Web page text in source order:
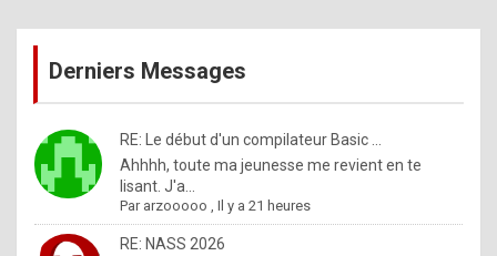
%
m
a
d
publications
Derniers Messages
RE: Le début d'un compilateur Basic ...
Ahhhh, toute ma jeunesse me revient en te
lisant. J'a...
Par arzooooo ,Il y a 21 heures
RE: NASS 2026